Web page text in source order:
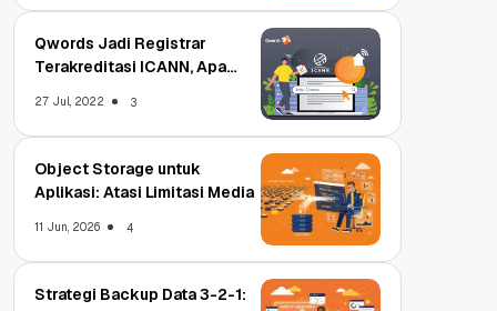
Qwords Jadi Registrar
Terakreditasi ICANN, Apa
27 Jul, 2022 3
Object Storage untuk
Aplikasi: Atasi Limitasi Media
11 Jun, 2026 4
Strategi Backup Data 3-2-1: